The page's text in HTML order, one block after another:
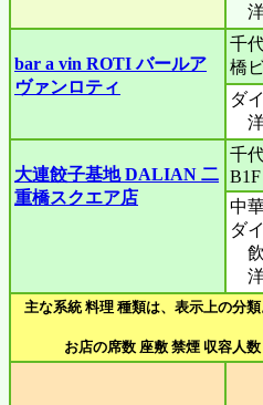
洋
bar a vin ROTI バールア
ヴァンロティ
千
橋
ダ
洋
大連餃子基地 DALIAN 二
重橋スクエア店
千
B1F
中
ダ
飲
洋
主な系統 料理 種類は、表示上の分
お店の席数 座敷 禁煙 収容人